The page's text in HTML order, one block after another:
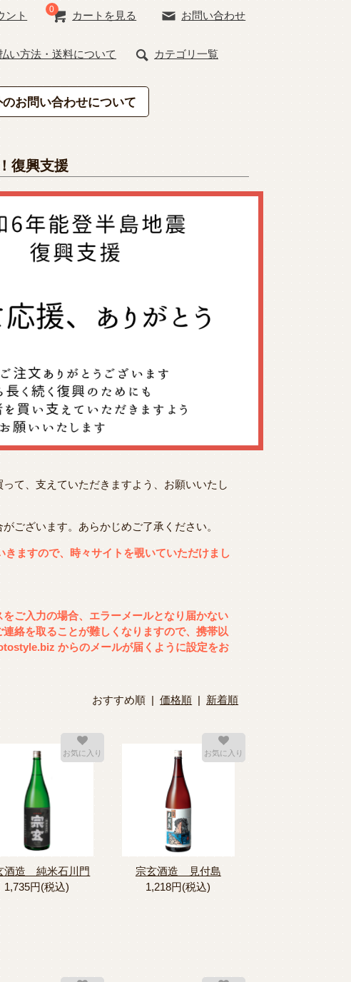
ント カートを見る
0
お問い合わせ
い方法・送料について カテゴリ一覧
お問い合わせについて
復興支援
て、支えていただきますよう、お願いいたし
ございます。あらかじめご了承ください。
ますので、時々サイトを覗いていただけまし
ご入力の場合、エラーメールとなり届かない
絡を取ることが難しくなりますので、携帯以
からのメールが届くように設定をお
おすすめ順 |価格順 | 新着順
酒造 純米石川門
1,735円(税込)
お気に入り
宗玄酒造 見付島
1,218円(税込)
お気に入り